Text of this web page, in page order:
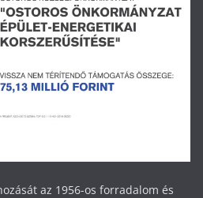
az 1956-os forradalom és